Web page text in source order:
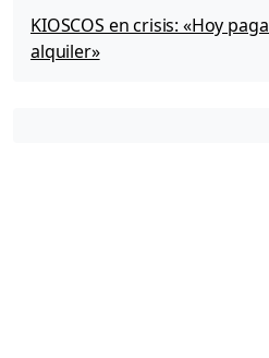
KIOSCOS en crisis: «Hoy
alquiler»